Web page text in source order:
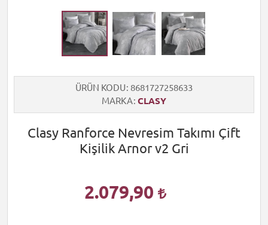
ÜRÜN KODU 8681727258633
MARKA CLASY
Clasy Ranforce Nevresim Takımı Çift
Kişilik Arnor v2 Gri
2.079,90